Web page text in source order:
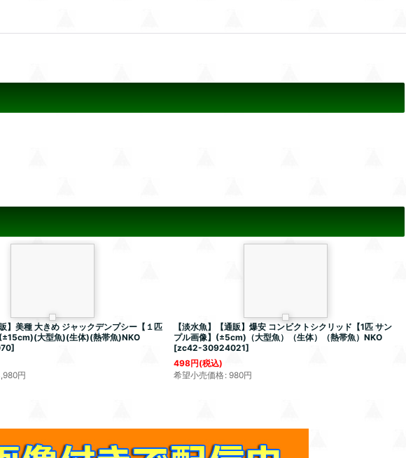
】美種 大きめ ジャックデンプシー【１匹
大型魚)(生体)(熱帯魚)NKO
]
円
【淡水魚】【通販】爆安 コンビクトシクリッド【1匹 サン
プル画像】(±5cm)（大型魚）（生体）（熱帯魚）NKO
[zc42-30924021]
498円(税込)
希望小売価格: 980円